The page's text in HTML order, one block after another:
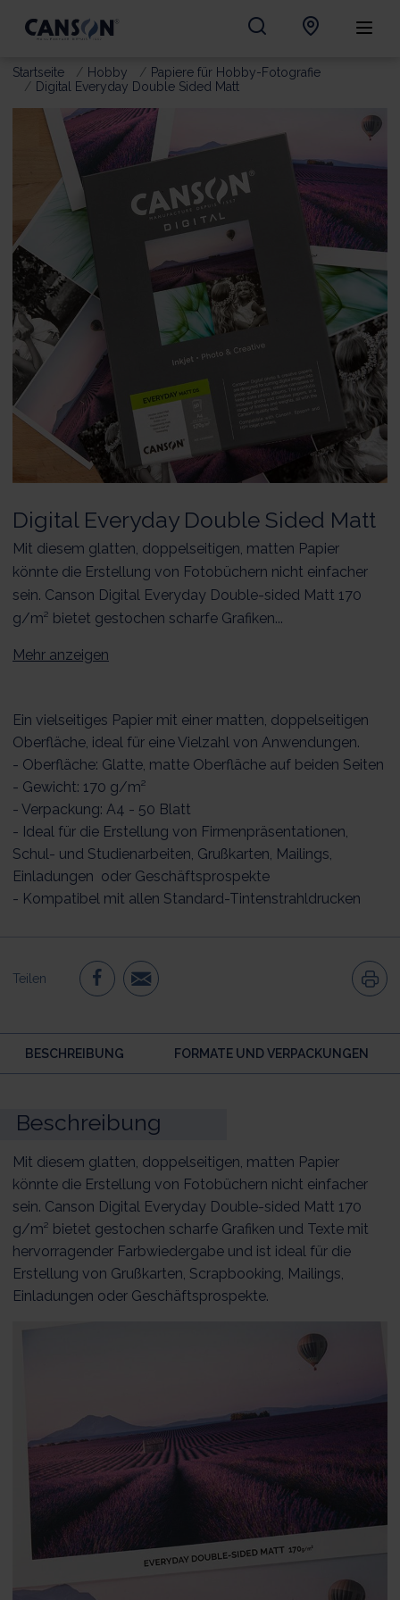
Startseite Hobby
Papiere für Hobby-Fotografie
Digital Everyday Double Sided Matt
Digital Everyday Double Sided Matt
Mit diesem glatten, doppelseitigen, matten Papier
könnte die Erstellung von Fotobüchern nicht einfacher
sein. Canson Digital Everyday Double-sided Matt 170
g/m² bietet gestochen scharfe Grafiken...
Mehr anzeigen
Ein vielseitiges Papier mit einer matten, doppelseitigen
Oberfläche, ideal für eine Vielzahl von Anwendungen.
- Oberfläche: Glatte, matte Oberfläche auf beiden Seiten
- Gewicht: 170 g/m²
- Verpackung: A4 - 50 Blatt
- Ideal für die Erstellung von Firmenpräsentationen,
Schul- und Studienarbeiten, Grußkarten, Mailings,
Einladungen oder Geschäftsprospekte
- Kompatibel mit allen Standard-Tintenstrahldrucken
Teilen
BESCHREIBUNG FORMATE UND VERPACKUNGEN
Beschreibung
Mit diesem glatten, doppelseitigen, matten Papier
könnte die Erstellung von Fotobüchern nicht einfacher
sein. Canson Digital Everyday Double-sided Matt 170
g/m² bietet gestochen scharfe Grafiken und Texte mit
hervorragender Farbwiedergabe und ist ideal für die
Erstellung von Grußkarten, Scrapbooking, Mailings,
Einladungen oder Geschäftsprospekte.